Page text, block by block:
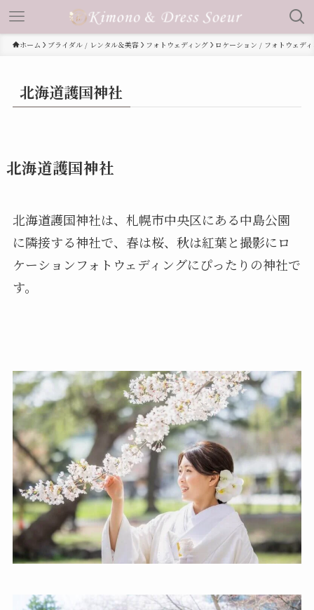
ホーム ブライダル / レンタル＆美容 フォトウェディング ロケーション / フォトウェデ
北海道護国神社
北海道護国神社
北海道護国神社は、札幌市中央区にある中島公園
に隣接する神社で、春は桜、秋は紅葉と撮影にロ
ケーションフォトウェディングにぴったりの神社で
す。